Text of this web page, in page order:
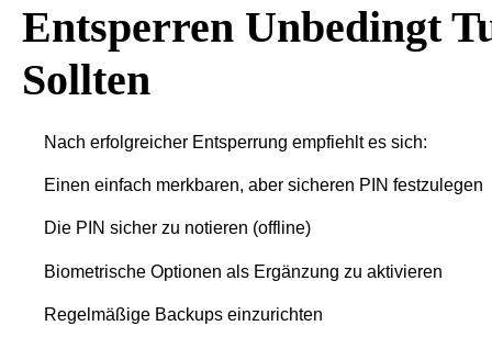
Entsperren Unbedingt
Sollten
Nach erfolgreicher Entsperrung empfiehlt es sich:
Einen einfach merkbaren, aber sicheren PIN festzulegen
Die PIN sicher zu notieren (offline)
Biometrische Optionen als Ergänzung zu aktivieren
Regelmäßige Backups einzurichten